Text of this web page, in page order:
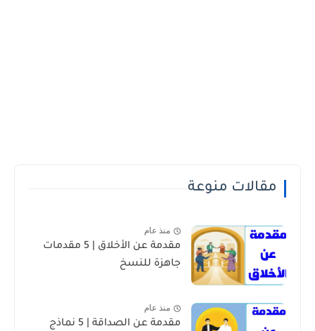
مقالات منوعة
منذ عام
مقدمة عن الأخلاق | 5 مقدمات
جاهزة للنسخ
منذ عام
مقدمة عن الصداقة | 5 نماذج